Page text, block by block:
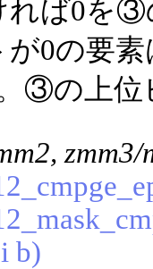
れば0を③
が0の要
③の上位
zmm3/
b)